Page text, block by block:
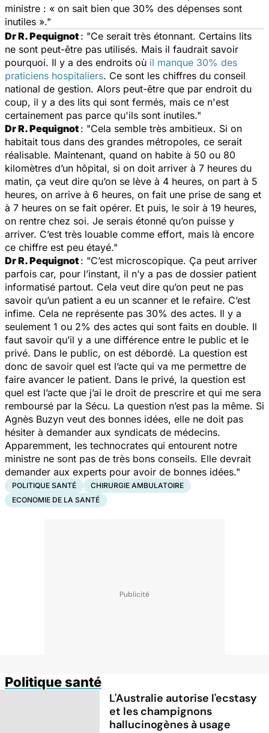
ministre : « on sait bien que 30% des dépenses sont
inutiles »."
Dr R. Pequignot : "Ce serait très étonnant. Certains lits
ne sont peut-être pas utilisés. Mais il faudrait savoir
pourquoi. Il y a des endroits où il manque 30% des
praticiens hospitaliers. Ce sont les chiffres du conseil
national de gestion. Alors peut-être que par endroit du
coup, il y a des lits qui sont fermés, mais ce n'est
certainement pas parce qu'ils sont inutiles."
Dr R. Pequignot : "Cela semble très ambitieux. Si on
habitait tous dans des grandes métropoles, ce serait
réalisable. Maintenant, quand on habite à 50 ou 80
kilomètres d’un hôpital, si on doit arriver à 7 heures du
matin, ça veut dire qu’on se lève à 4 heures, on part à 5
heures, on arrive à 6 heures, on fait une prise de sang et
à 7 heures on se fait opérer. Et puis, le soir à 19 heures,
on rentre chez soi. Je serais étonné qu’on puisse y
arriver. C’est très louable comme effort, mais là encore
ce chiffre est peu étayé."
Dr R. Pequignot : "C’est microscopique. Ça peut arriver
parfois car, pour l’instant, il n’y a pas de dossier patient
informatisé partout. Cela veut dire qu’on peut ne pas
savoir qu’un patient a eu un scanner et le refaire. C’est
infime. Cela ne représente pas 30% des actes. Il y a
seulement 1 ou 2% des actes qui sont faits en double. Il
faut savoir qu’il y a une différence entre le public et le
privé. Dans le public, on est débordé. La question est
donc de savoir quel est l’acte qui va me permettre de
faire avancer le patient. Dans le privé, la question est
quel est l’acte que j’ai le droit de prescrire et qui me sera
remboursé par la Sécu. La question n’est pas la même. Si
Agnès Buzyn veut des bonnes idées, elle ne doit pas
hésiter à demander aux syndicats de médecins.
Apparemment, les technocrates qui entourent notre
ministre ne sont pas de très bons conseils. Elle devrait
demander aux experts pour avoir de bonnes idées."
POLITIQUE SANTÉ
CHIRURGIE AMBULATOIRE
ECONOMIE DE LA SANTÉ
Politique santé
L'Australie autorise l'ecstasy
et les champignons
hallucinogènes à usage